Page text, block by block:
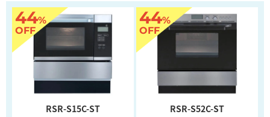
44%
OFF
RSR-S15C-ST
44%
OFF
RSR-S52C-ST